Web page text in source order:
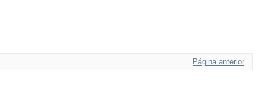
Página anterior